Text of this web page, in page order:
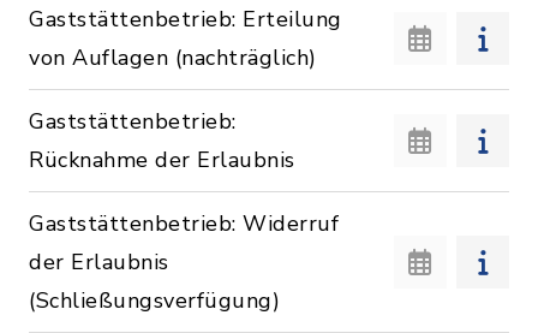
Gaststättenbetrieb: Erteilung
von Auflagen (nachträglich)
Gaststättenbetrieb:
Rücknahme der Erlaubnis
Gaststättenbetrieb: Widerruf
der Erlaubnis
(Schließungsverfügung)